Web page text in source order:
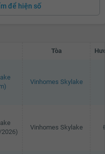
để hiện số
Tòa
Vinhomes Skylake
Vinhomes Skylake